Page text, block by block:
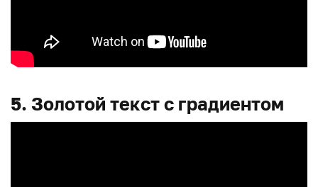
5. Золотой текст с градиентом